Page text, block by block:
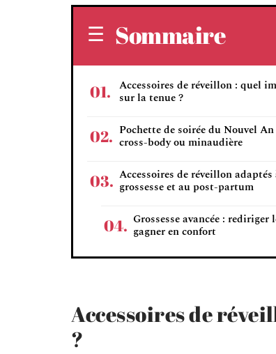
Sommaire
Accessoires de réveillon : quel
sur la tenue ?
Pochette de soirée du Nouvel
cross-body ou minaudière
Accessoires de réveillon adaptés
grossesse et au post-partum
Grossesse avancée : rediriger
gagner en confort
Accessoires de
?